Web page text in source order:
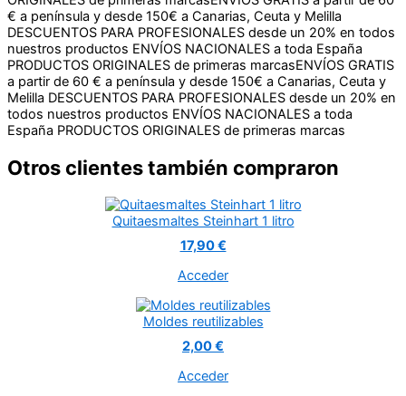
DESCUENTOS PARA PROFESIONALES desde un 20% en todos
nuestros productosENVÍOS NACIONALES a toda España
PRODUCTOS ORIGINALES de primeras marcasENVÍOS GRATIS
a partir de 60 € a península y desde 150€ a Canarias, Ceuta y
MelillaDESCUENTOS PARA PROFESIONALES desde un 20% en
todos nuestros productosENVÍOS NACIONALES a toda
EspañaPRODUCTOS ORIGINALES de primeras marcas
Quitaesmaltes Steinhart 1 litro
17,90 €
Moldes reutilizables
2,00 €